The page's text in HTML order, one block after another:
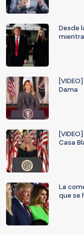
Desde
Dama
Casa
La
que se